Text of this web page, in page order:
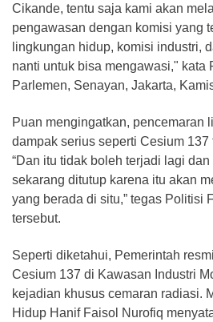
Cikande, tentu saja kami akan
pengawasan dengan komisi yang
lingkungan hidup, komisi industri,
nanti untuk bisa mengawasi," kata
Parlemen, Senayan, Jakarta,
Puan mengingatkan, pencemaran
dampak serius seperti Cesium
“Dan itu tidak boleh terjadi lagi
sekarang ditutup karena itu akan
yang berada di situ,” tegas Politisi
tersebut.
Seperti diketahui, Pemerintah
Cesium 137 di Kawasan Industri
kejadian khusus cemaran radiasi.
Hidup Hanif Faisol Nurofiq